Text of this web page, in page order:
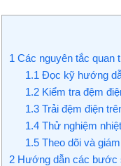
1 Các nguyên tắc quan
1.1 Đọc kỹ hướng
1.2Kiểm tra đệm
1.3Trải đệm điện
1.4Thử nghiệm
1.5Theo dõi và
2 Hướng dẫn các bước